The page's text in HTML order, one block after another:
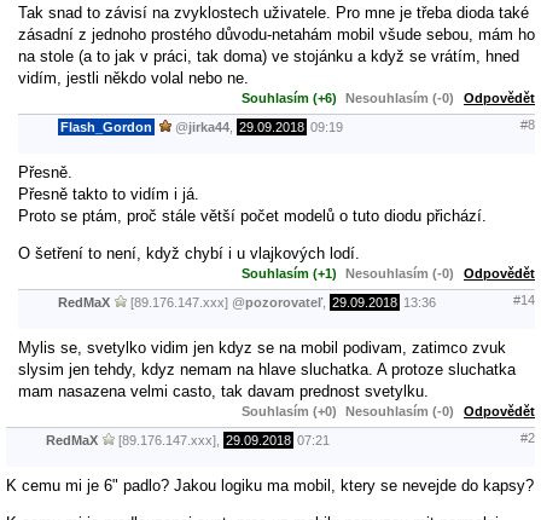
Tak snad to závisí na zvyklostech uživatele. Pro mne je třeba dioda také
zásadní z jednoho prostého důvodu-netahám mobil všude sebou, mám ho
na stole (a to jak v práci, tak doma) ve stojánku a když se vrátím, hned
vidím, jestli někdo volal nebo ne.
Souhlasím (+6) Nesouhlasím (-0) Odpovědět
Flash_Gordon @jirka44 29.09.2018 09:19 #8
Přesně.
Přesně takto to vidím i já.
Proto se ptám, proč stále větší počet modelů o tuto diodu přichází.
O šetření to není, když chybí i u vlajkových lodí.
Souhlasím (+1) Nesouhlasím (-0) Odpovědět
RedMaX [89.176.147.xxx] @pozorovateľ, 29.09.2018 13:36 #14
Mylis se, svetylko vidim jen kdyz se na mobil podivam, zatimco zvuk
slysim jen tehdy, kdyz nemam na hlave sluchatka. A protoze sluchatka
mam nasazena velmi casto, tak davam prednost svetylku.
Souhlasím (+0) Nesouhlasím (-0) Odpovědět
RedMaX [89.176.147.xxx], 29.09.2018 07:21 #2
K cemu mi je 6" padlo? Jakou logiku ma mobil, ktery se nevejde do kapsy?